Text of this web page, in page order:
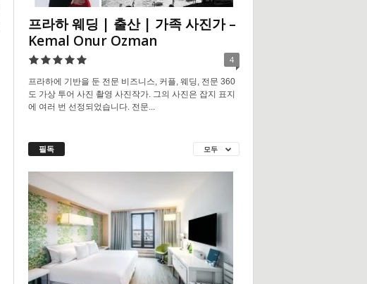
프라하 웨딩 | 출산 | 가족 사진가 –
Kemal Onur Ozman
4
프라하에 기반을 둔 전문 비즈니스, 커플, 웨딩, 전문 360
도 가상 투어 사진 촬영 사진작가. 그의 사진은 잡지 표지
에 여러 번 선정되었습니다. 전문...
필독 모두